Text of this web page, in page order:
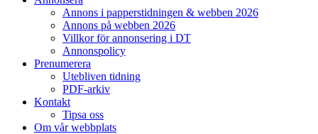
Annons i papperstidningen & webben 2026
Annons på webben 2026
Villkor för annonsering i DT
Annonspolicy
Prenumerera
Utebliven tidning
PDF-arkiv
Kontakt
Tipsa oss
Om vår webbplats